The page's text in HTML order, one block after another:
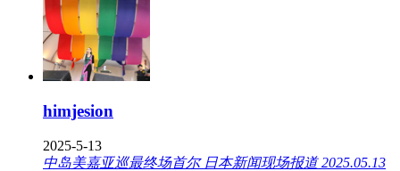
himjesion
2025-5-13
中岛美嘉亚巡最终场首尔 日本新闻现场报道 2025.05.13